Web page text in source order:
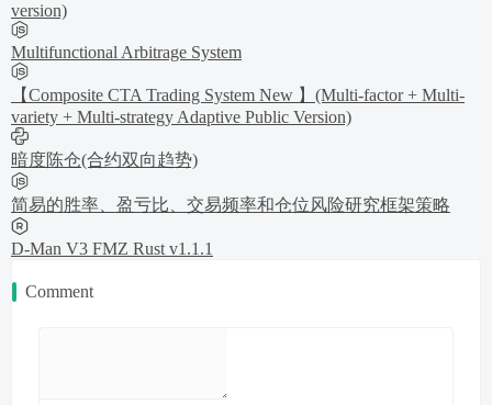
version)
Multifunctional Arbitrage System
【Composite CTA Trading System New 】(Multi-factor + Multi-
variety + Multi-strategy Adaptive Public Version)
暗度陈仓(合约双向趋势)
简易的胜率、盈亏比、交易频率和仓位风险研究框架策略
D-Man V3 FMZ Rust v1.1.1
Comment